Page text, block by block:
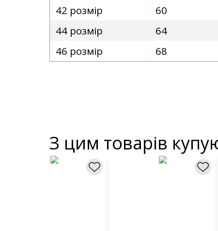
42 розмір
60
44 розмір
64
46 розмір
68
З цим товарів